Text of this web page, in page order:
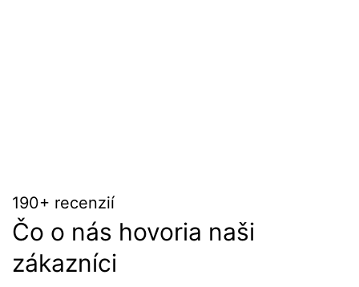
190+ recenzií
Čo o nás hovoria naši
zákazníci